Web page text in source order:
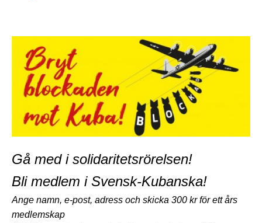
Gå med isolidaritetsrörelsen!
Bli medlem i Svensk-Kubanska!
Ange namn, e-post, adress och skicka 300 kr för ett års
medlemskap